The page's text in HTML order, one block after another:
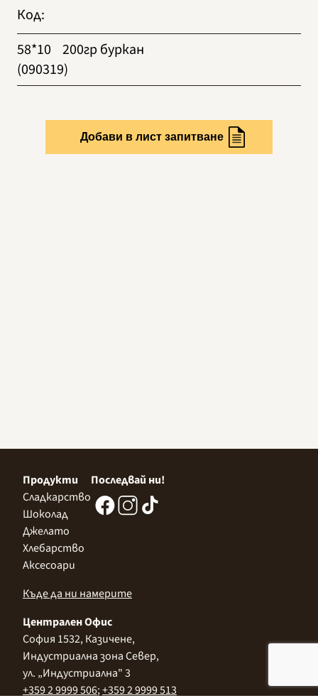
Код:
58*10
(090319)
200гр буркан
Добави в лист запитване
Продукти
Сладкарство
Шоколад
Джелато
Хлебарство
Аксесоари
Последвай ни!
Къде да ни намерите
Централен Офис
София 1532, Казичене,
Индустриална зона Север,
ул. „Индустриална" 3
+359 2 9999 506;+359 2 9999 513